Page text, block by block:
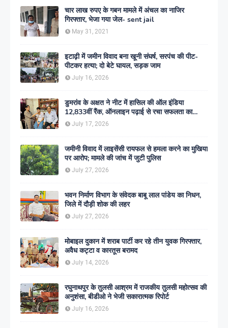
चार लाख रुपए के गबन मामले में अंचल का नाजिर
गिरफ्तार, भेजा गया जेल- sent jail
May 31, 2021
इटाढ़ी में जमीन विवाद बना खूनी संघर्ष, सरपंच की पीट-
पीटकर हत्या; दो बेटे घायल, सड़क जाम
July 16, 2026
डुमरांव के अक्षत ने नीट में हासिल की ऑल इंडिया
12,833वीं रैंक, ऑनलाइन पढ़ाई से रचा सफलता का
इतिहास
July 17, 2026
जमीनी विवाद में लाइसेंसी रायफल से हमला करने का मुखिया
पर आरोप; मामले की जांच में जुटी पुलिस
July 27, 2026
भवन निर्माण विभाग के संवेदक बाबू लाल पांडेय का निधन,
जिले में दौड़ी शोक की लहर
July 27, 2026
मोबाइल दुकान में शराब पार्टी कर रहे तीन युवक गिरफ्तार,
अवैध कट्टा व कारतूस बरामद
July 14, 2026
रघुनाथपुर के तुलसी आश्रम में राजकीय तुलसी महोत्सव की
अनुशंसा, बीडीओ ने भेजी सकारात्मक रिपोर्ट
July 16, 2026